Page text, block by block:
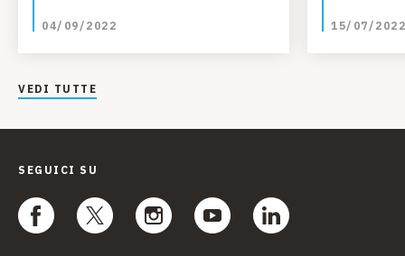
04/09/2022 15/07/2022
VEDI TUTTE
SEGUICI SU